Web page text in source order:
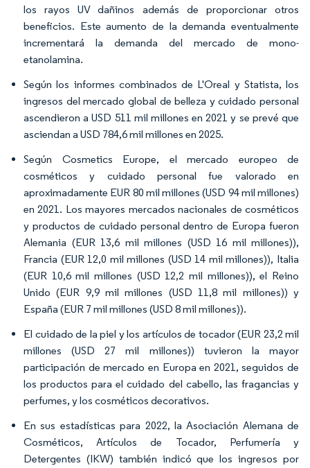
los rayos UV dañinos además de proporcionar otros
beneficios. Este aumento de la demanda eventualmente
incrementará la demanda del mercado de mono-
etanolamina.
Según los informes combinados de L'Oreal y Statista, los
ingresos del mercado global de belleza y cuidado personal
ascendieron a USD 511 mil millones en 2021 y se prevé que
asciendan a USD 784,6 mil millones en 2025.
Según Cosmetics Europe, el mercado europeo de
cosméticos y cuidado personal fue valorado en
aproximadamente EUR 80 mil millones (USD 94 mil millones)
en 2021. Los mayores mercados nacionales de cosméticos
y productos de cuidado personal dentro de Europa fueron
Alemania (EUR 13,6 mil millones (USD 16 mil millones)),
Francia (EUR 12,0 mil millones (USD 14 mil millones)), Italia
(EUR 10,6 mil millones (USD 12,2 mil millones)), el Reino
Unido (EUR 9,9 mil millones (USD 11,8 mil millones)) y
España (EUR 7 mil millones (USD 8 mil millones)).
El cuidado de la piel y los artículos de tocador (EUR 23,2 mil
millones (USD 27 mil millones)) tuvieron la mayor
participación de mercado en Europa en 2021, seguidos de
los productos para el cuidado del cabello, las fragancias y
perfumes, y los cosméticos decorativos.
En sus estadísticas para 2022, la Asociación Alemana de
Cosméticos, Artículos de Tocador, Perfumería y
Detergentes (IKW) también indicó que los ingresos por